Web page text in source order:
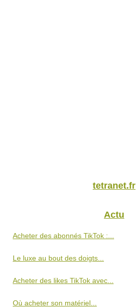
tetranet.fr
Actu
Acheter des abonnés TikTok :...
Le luxe au bout des doigts...
Acheter des likes TikTok avec...
Où acheter son matériel...